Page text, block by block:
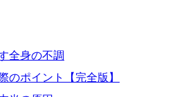
全身の不調
のポイント【完全版】